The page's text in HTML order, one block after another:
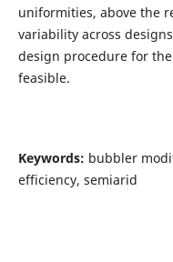
uniformities, above the
variability across
design procedure for
feasible.
Keywords: bubbler
efficiency, semiarid